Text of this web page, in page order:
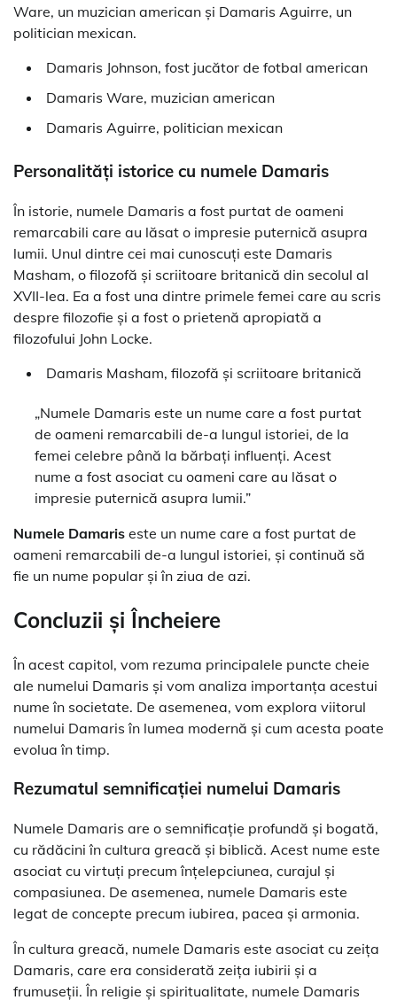
Ware, un muzician american și Damaris Aguirre, un
politician mexican.
Damaris Johnson, fost jucător de fotbal american
Damaris Ware, muzician american
Damaris Aguirre, politician mexican
Personalități istorice cu numele Damaris
În istorie, numele Damaris a fost purtat de oameni
remarcabili care au lăsat o impresie puternică asupra
lumii. Unul dintre cei mai cunoscuți este Damaris
Masham, o filozofă și scriitoare britanică din secolul al
XVII-lea. Ea a fost una dintre primele femei care au scris
despre filozofie și a fost o prietenă apropiată a
filozofului John Locke.
Damaris Masham, filozofă și scriitoare britanică
„Numele Damaris este un nume care a fost purtat
de oameni remarcabili de-a lungul istoriei, de la
femei celebre până la bărbați influenți. Acest
nume a fost asociat cu oameni care au lăsat o
impresie puternică asupra lumii.”
Numele Damaris este un nume care a fost purtat de
oameni remarcabili de-a lungul istoriei, și continuă să
fie un nume popular și în ziua de azi.
Concluzii și Încheiere
În acest capitol, vom rezuma principalele puncte cheie
ale numelui Damaris și vom analiza importanța acestui
nume în societate. De asemenea, vom explora viitorul
numelui Damaris în lumea modernă și cum acesta poate
evolua în timp.
Rezumatul semnificației numelui Damaris
Numele Damaris are o semnificație profundă și bogată,
cu rădăcini în cultura greacă și biblică. Acest nume este
asociat cu virtuți precum înțelepciunea, curajul și
compasiunea. De asemenea, numele Damaris este
legat de concepte precum iubirea, pacea și armonia.
În cultura greacă, numele Damaris este asociat cu zeița
Damaris, care era considerată zeița iubirii și a
frumuseții. În religie și spiritualitate, numele Damaris